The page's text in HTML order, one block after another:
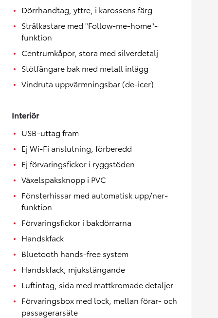
Dörrhandtag, yttre, i karossens färg
Strålkastare med "Follow-me-home"-
funktion
Centrumkåpor, stora med silverdetalj
Stötfångare bak med metall inlägg
Vindruta uppvärmningsbar (de-icer)
Interiör
USB-uttag fram
Ej Wi-Fi anslutning, förberedd
Ej förvaringsfickor i ryggstöden
Växelspaksknopp i PVC
Fönsterhissar med automatisk upp/ner-
funktion
Förvaringsfickor i bakdörrarna
Handskfack
Bluetooth hands-free system
Handskfack, mjukstängande
Luftintag, sida med mattkromade detaljer
Förvaringsbox med lock, mellan förar- och
passagerarsäte